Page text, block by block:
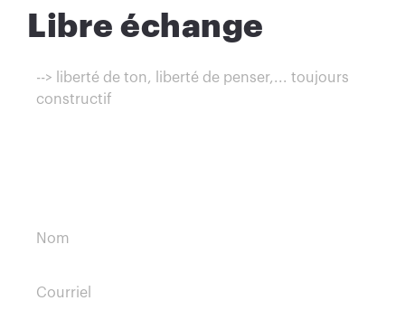
Libre échange